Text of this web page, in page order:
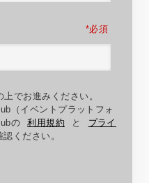
*
上でお進みください。
（イベントプラットフォ
の
利用規約 と
プライ
ください。